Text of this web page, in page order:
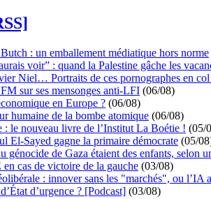
: un emballement médiatique hors norme
voir” : quand la Palestine gâche les
Niel… Portraits de ces pornographes en
sur ses mensonges anti-LFI (06/08)
en Europe ? (06/08)
humaine de la bombe atomique (06/08)
: le nouveau livre de l’Institut La Boétie ! (05/
El-Sayed gagne la primaire démocrate (05/
génocide de Gaza étaient des enfants, selon
cas de victoire de la gauche (03/08)
: innover sans les "marchés", ou l’IA
d’urgence ? [Podcast] (03/08)